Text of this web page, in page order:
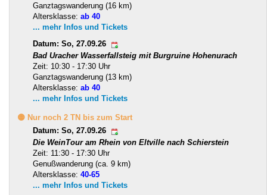
Ganztagswanderung (16 km)
Altersklasse: ab 40
... mehr Infos und Tickets
Datum: So, 27.09.26
Bad Uracher Wasserfallsteig mit Burgruine Hohenurach
Zeit: 10:30 - 17:30 Uhr
Ganztagswanderung (13 km)
Altersklasse: ab 40
... mehr Infos und Tickets
🟡 Nur noch 2 TN bis zum Start
Datum: So, 27.09.26
Die WeinTour am Rhein von Eltville nach Schierstein
Zeit: 11:30 - 17:30 Uhr
Genußwanderung (ca. 9 km)
Altersklasse: 40-65
... mehr Infos und Tickets